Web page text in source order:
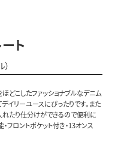
ト
どこしたファッショナブルなデニム
イリーユースにぴったりです。また
れたり仕分けができるので便利に
フロントポケット付き・13オンス